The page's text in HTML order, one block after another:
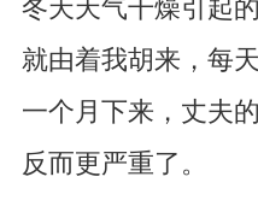
冬天天气干燥引起
就由着我胡来，每
一个月下来，丈夫
反而更严重了。